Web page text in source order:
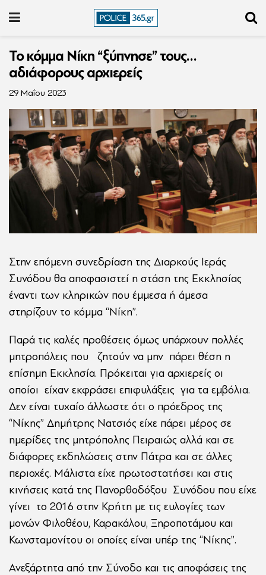
Το κόμμα Νίκη “ξύπνησε” τους…
αδιάφορους αρχιερείς
29 Μαΐου 2023
Στην επόμενη συνεδρίαση της Διαρκούς Ιεράς
Συνόδου θα αποφασιστεί η στάση της Εκκλησίας
έναντι των κληρικών που έμμεσα ή άμεσα
στηρίζουν το κόμμα “Νίκη”.
Παρά τις καλές προθέσεις όμως υπάρχουν πολλές
μητροπόλεις που ζητούν να μην πάρει θέση η
επίσημη Εκκλησία. Πρόκειται για αρχιερείς οι
οποίοι είχαν εκφράσει επιφυλάξεις για τα εμβόλια.
Δεν είναι τυχαίο άλλωστε ότι ο πρόεδρος της
“Νίκης” Δημήτρης Νατσιός είχε πάρει μέρος σε
ημερίδες της μητρόπολης Πειραιώς αλλά και σε
διάφορες εκδηλώσεις στην Πάτρα και σε άλλες
περιοχές. Μάλιστα είχε πρωτοστατήσει και στις
κινήσεις κατά της Πανορθοδόξου Συνόδου που είχε
γίνει το 2016 στην Κρήτη με τις ευλογίες των
μονών Φιλοθέου, Καρακάλου, Ξηροποτάμου και
Κωνσταμονίτου οι οποίες είναι υπέρ της “Νίκης”.
Ανεξάρτητα από την Σύνοδο και τις αποφάσεις της